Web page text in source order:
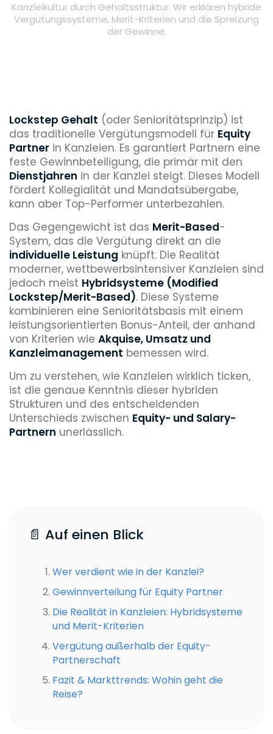
Kanzleikultur durch Gehaltsstruktur. Wir erklären hybride
Vergütungssysteme, Merit-Kriterien und die Spreizung
der Gewinne.
Lockstep Gehalt (oder Senioritätsprinzip) ist
das traditionelle Vergütungsmodell für Equity
Partner in Kanzleien. Es garantiert Partnern eine
feste Gewinnbeteiligung, die primär mit den
Dienstjahren in der Kanzlei steigt. Dieses Modell
fördert Kollegialität und Mandatsübergabe,
kann aber Top-Performer unterbezahlen.
Das Gegengewicht ist das Merit-Based-
System, das die Vergütung direkt an die
individuelle Leistung knüpft. Die Realität
moderner, wettbewerbsintensiver Kanzleien sind
jedoch meist Hybridsysteme (Modified
Lockstep/Merit-Based). Diese Systeme
kombinieren eine Senioritätsbasis mit einem
leistungsorientierten Bonus-Anteil, der anhand
von Kriterien wie Akquise, Umsatz und
Kanzleimanagement bemessen wird.
Um zu verstehen, wie Kanzleien wirklich ticken,
ist die genaue Kenntnis dieser hybriden
Strukturen und des entscheidenden
Unterschieds zwischen Equity- und Salary-
Partnern unerlässlich.
📄 Auf einen Blick
Wer verdient wie in der Kanzlei?
Gewinnverteilung für Equity Partner
Die Realität in Kanzleien: Hybridsysteme
und Merit-Kriterien
Vergütung außerhalb der Equity-
Partnerschaft
Fazit & Markttrends: Wohin geht die
Reise?